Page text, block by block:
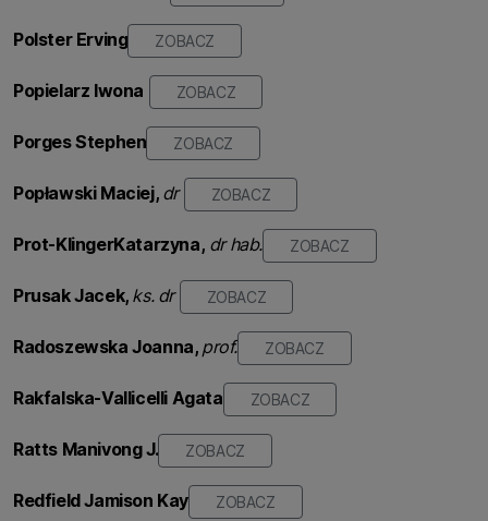
Polster Erving ZOBACZ
Popielarz Iwona ZOBACZ
Porges Stephen ZOBACZ
Popławski Maciej, dr ZOBACZ
Prot-KlingerKatarzyna, dr hab. ZOBACZ
PrusakJacek, ks. dr ZOBACZ
Radoszewska Joanna, prof. ZOBACZ
Rakfalska-Vallicelli Agata ZOBACZ
Ratts Manivong J. ZOBACZ
Redfield Jamison Kay ZOBACZ